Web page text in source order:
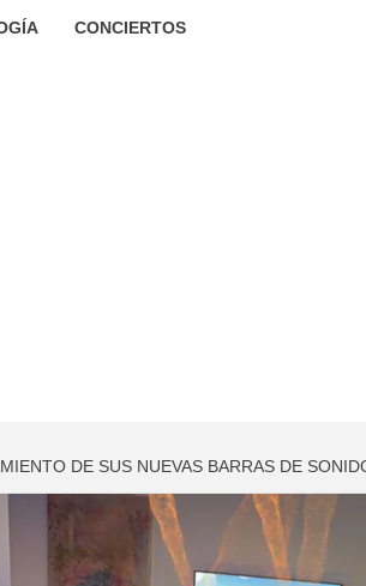
CONCIERTOS
DE SUS NUEVAS BARRAS DE